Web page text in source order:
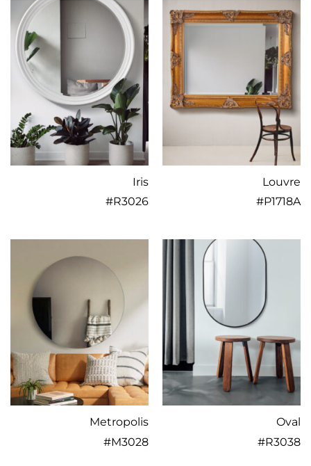
Iris
#R3026
Louvre
#P1718A
Metropolis
#M3028
Oval
#R3038